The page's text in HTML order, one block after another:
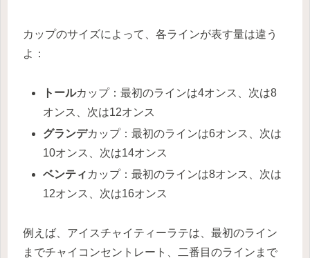
カップのサイズによって、各ラインが表す量は違う
よ：
トールカップ：最初のラインは4オンス、次は8
オンス、次は12オンス
グランデカップ：最初のラインは6オンス、次は
10オンス、次は14オンス
ベンティ カップ：最初のラインは8オンス、次は
12オンス、次は16オンス
例えば、アイスチャイティーラテは、最初のライン
までチャイコンセントレート、二番目のラインまで